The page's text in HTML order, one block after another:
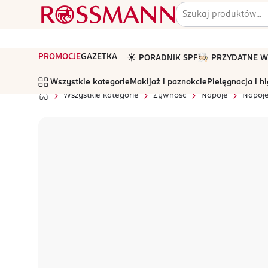
PROMOCJEGAZETKA ☀️ PORADNIK SPF🧑🏻‍🍳 PRZYDATNE
Wszystkie kategorie Makijaż i paznokcie Pielęgnacja i
Wszystkie kategorie
Żywność Napoje